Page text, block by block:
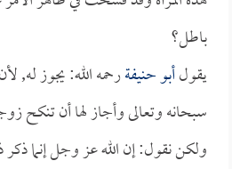
باطل؟
يقولأبو حنيفةرحمه الله: يجوز له,
سبحانه وتعالى وأجاز لها أن تنكح
ولكن نقول: إن الله عز وجل إنما ذكر